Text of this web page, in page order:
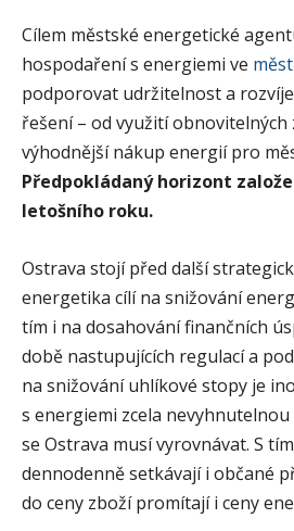
Cílem městské energetické
hospodaření s energiemi ve
podporovat udržitelnost a
řešení – od využití obnovitelných
výhodnější nákup energií pro
Předpokládaný horizont
letošního roku.
Ostrava stojí před další
energetika cílí na snižování
tím i na dosahování finančních
době nastupujících regulací a
na snižování uhlíkové stopy je
s energiemi zcela
se Ostrava musí vyrovnávat. S
dennodenně setkávají i občané
do ceny zboží promítají i ceny